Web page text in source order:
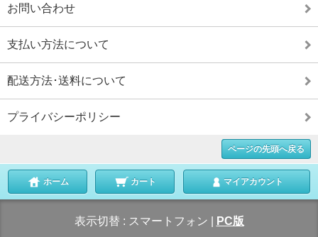
お問い合わせ
支払い方法について
配送方法･送料について
プライバシーポリシー
ページの先頭へ戻る
ホーム カート マイアカウント
表示切替 : スマートフォン PC版